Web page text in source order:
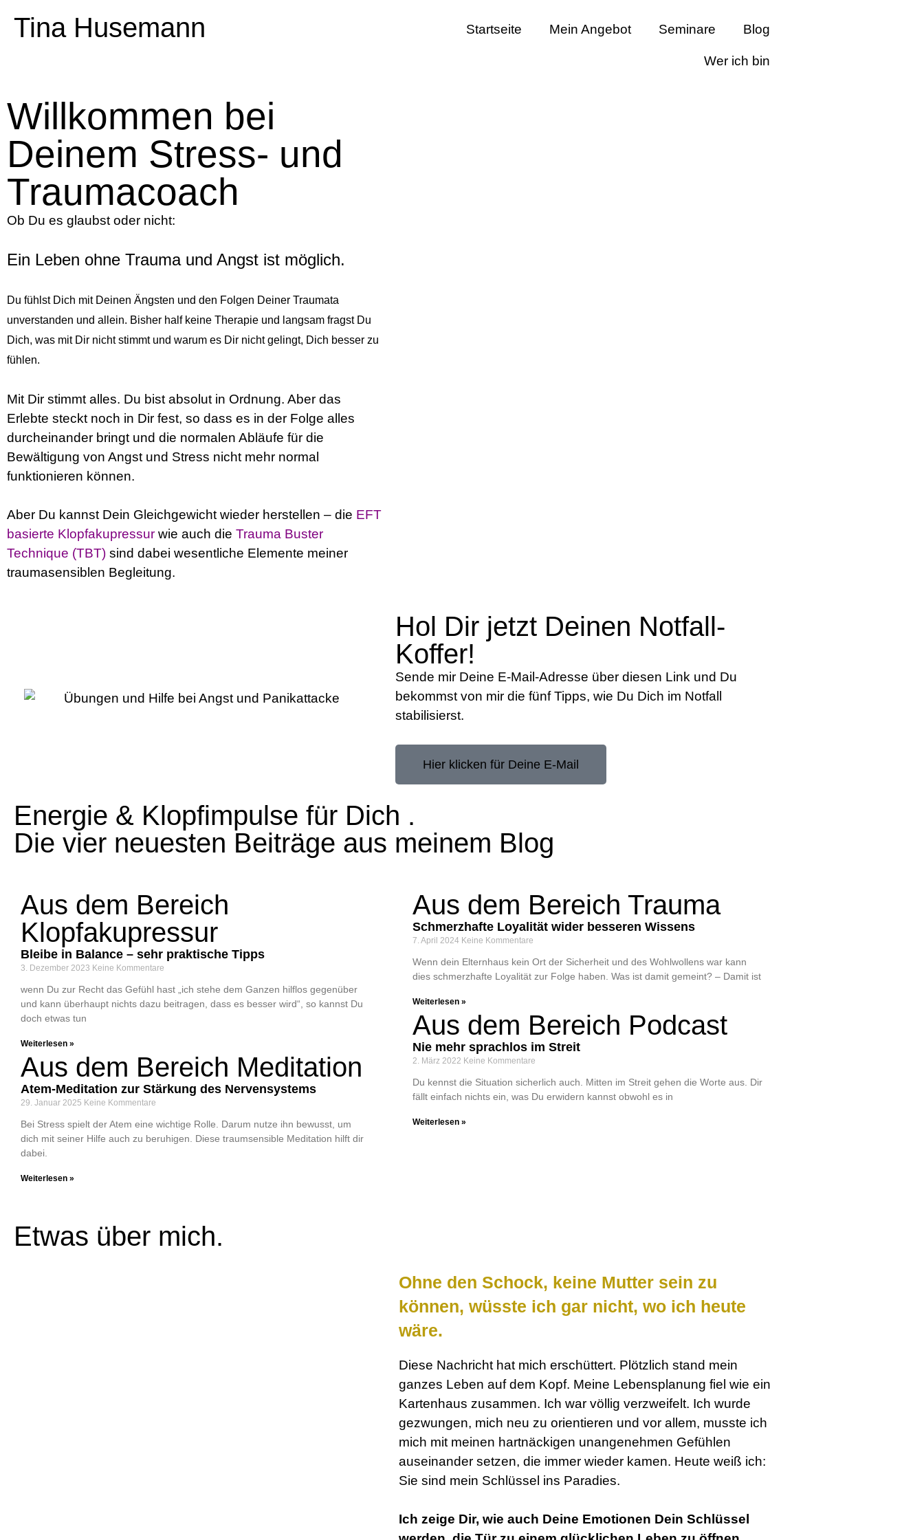
Tina Husemann Startseite Mein Angebot Seminare Blog
Wer ich bin
Willkommen bei
Deinem Stress- und
Traumacoach
Ob Du es glaubst oder nicht:
Ein Leben ohne Trauma und Angst ist möglich.​
Du fühlst Dich mit Deinen Ängsten und den Folgen Deiner Traumata
unverstanden und allein. Bisher half keine Therapie und langsam fragst Du
Dich, was mit Dir nicht stimmt und warum es Dir nicht gelingt, Dich besser zu
fühlen.
Mit Dir stimmt alles. Du bist absolut in Ordnung. Aber das
Erlebte steckt noch in Dir fest, so dass es in der Folge alles
durcheinander bringt und die normalen Abläufe für die
Bewältigung von Angst und Stress nicht mehr normal
funktionieren können.
Aber Du kannst Dein Gleichgewicht wieder herstellen – die EFT
basierte Klopfakupressur wie auch die Trauma Buster
Technique (TBT) sind dabei wesentliche Elemente meiner
traumasensiblen Begleitung.
Hol Dir jetzt Deinen Notfall-
Koffer!
Sende mir Deine E-Mail-Adresse über diesen Link und Du
bekommst von mir die fünf Tipps, wie Du Dich im Notfall
stabilisierst.
Hier klicken für Deine E-Mail
Energie & Klopfimpulse für Dich .
Die vier neuesten Beiträge aus meinem Blog
Aus dem Bereich
Klopfakupressur
Bleibe in Balance – sehr praktische Tipps
3. Dezember 2023 Keine Kommentare
wenn Du zur Recht das Gefühl hast „ich stehe dem Ganzen hilflos gegenüber
und kann überhaupt nichts dazu beitragen, dass es besser wird“, so kannst Du
doch etwas tun
Weiterlesen »
Aus dem Bereich Meditation
Atem-Meditation zur Stärkung des Nervensystems
29. Januar 2025 Keine Kommentare
Bei Stress spielt der Atem eine wichtige Rolle. Darum nutze ihn bewusst, um
dich mit seiner Hilfe auch zu beruhigen. Diese traumsensible Meditation hilft dir
dabei.
Weiterlesen »
Aus dem Bereich Trauma
Schmerzhafte Loyalität wider besseren Wissens
7. April 2024 Keine Kommentare
Wenn dein Elternhaus kein Ort der Sicherheit und des Wohlwollens war kann
dies schmerzhafte Loyalität zur Folge haben. Was ist damit gemeint? – Damit ist
Weiterlesen »
Aus dem Bereich Podcast
Nie mehr sprachlos im Streit
2. März 2022 Keine Kommentare
Du kennst die Situation sicherlich auch. Mitten im Streit gehen die Worte aus. Dir
fällt einfach nichts ein, was Du erwidern kannst obwohl es in
Weiterlesen »
Etwas über mich.
Ohne den Schock, keine Mutter sein zu
können, wüsste ich gar nicht, wo ich heute
wäre.
Diese Nachricht hat mich erschüttert. Plötzlich stand mein
ganzes Leben auf dem Kopf. Meine Lebensplanung fiel wie ein
Kartenhaus zusammen. Ich war völlig verzweifelt. Ich wurde
gezwungen, mich neu zu orientieren und vor allem, musste ich
mich mit meinen hartnäckigen unangenehmen Gefühlen
auseinander setzen, die immer wieder kamen. Heute weiß ich:
Sie sind mein Schlüssel ins Paradies.
Ich zeige Dir, wie auch Deine Emotionen Dein Schlüssel
Kundenbewertungen und Erfahrungen zu